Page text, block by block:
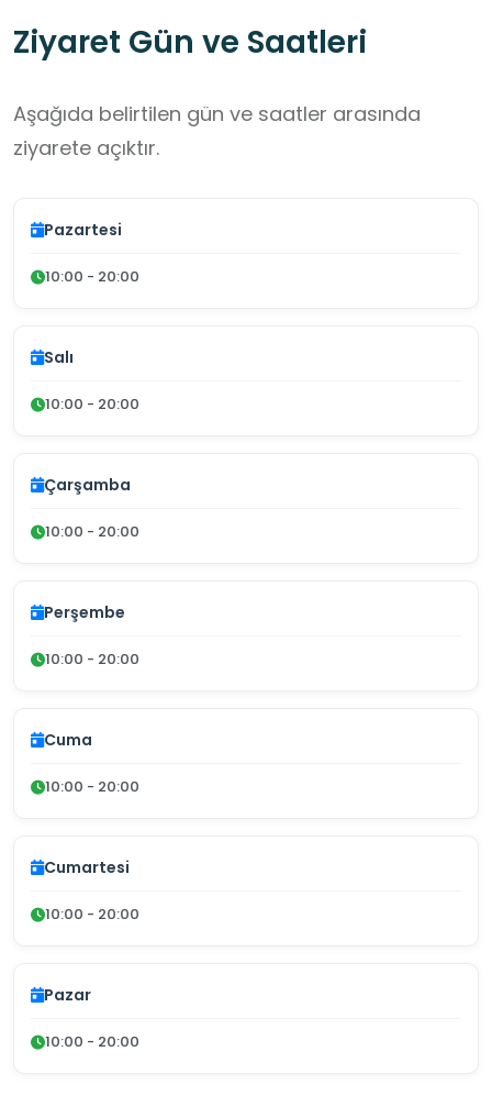
Ziyaret Gün ve Saatleri
Aşağıda belirtilen gün ve saatler arasında
ziyarete açıktır.
Pazartesi
10:00 - 20:00
Salı
10:00 - 20:00
Çarşamba
10:00 - 20:00
Perşembe
10:00 - 20:00
Cuma
10:00 - 20:00
Cumartesi
10:00 - 20:00
Pazar
10:00 - 20:00